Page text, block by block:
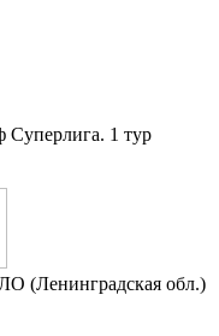
Суперлига. 1 тур
(Ленинградская обл.)